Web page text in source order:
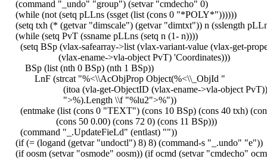
(command "_undo" "group") (setvar "cmdecho" 0)
(while (not (setq pLLns (ssget (list (cons 0 "*POLY*"))))))
(setq txh (* (getvar "dimscale") (getvar "dimtxt")) n (sslength
(while (setq PvT (ssname pLLns (setq n (1- n))))
(setq BSp (vlax-safearray->list (vlax-variant-value (vlax-get-
(vlax-ename->vla-object PvT) 'Coordinates)))
BSp (list (nth 0 BSp) (nth 1 BSp))
LnF (strcat "%<\\AcObjProp Object(%<\\_ObjId "
(itoa (vla-get-ObjectID (vlax-ename->vla-object
">%).Length \\f "%lu2">%"))
(entmake (list (cons 0 "TEXT") (cons 10 BSp) (cons 40 txh)
(cons 50 0.00) (cons 72 0) (cons 11 BSp)))
(command "_.UpdateFieLd" (entlast) ""))
(if (= (logand (getvar "undoctl") 8) 8) (command-s "_.undo" "e"))
(if oosm (setvar "osmode" oosm)) (if ocmd (setvar "cmdecho"